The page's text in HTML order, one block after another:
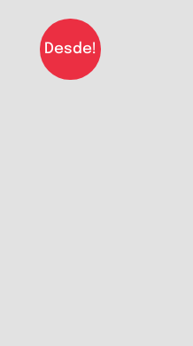
Desde!